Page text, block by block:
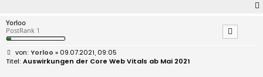
Yorloo
PostRank 1
B
e
Yorloo » 09.07.2021, 09:05
Auswirkungen der Core Web Vitals ab Mai 2021